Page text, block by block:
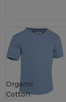
Organic
Cotton